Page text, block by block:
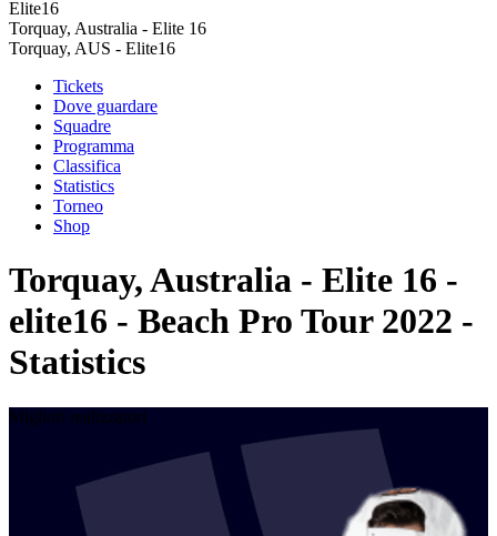
Elite16
Torquay, Australia - Elite 16
Torquay, AUS - Elite16
Tickets
Dove guardare
Squadre
Programma
Classifica
Statistics
Torneo
Shop
Torquay, Australia - Elite 16 -
elite16 - Beach Pro Tour 2022 -
Statistics
Migliori realizzatori